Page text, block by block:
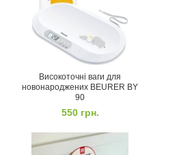
Високоточні ваги для
новонароджених BEURER BY
90
550 грн.